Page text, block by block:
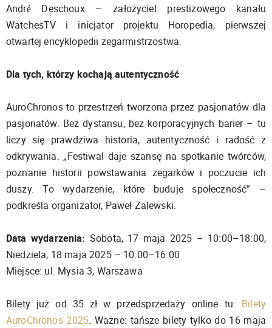
André Deschoux – założyciel prestiżowego kanału
WatchesTV i inicjator projektu Horopedia, pierwszej
otwartej encyklopedii zegarmistrzostwa.
Dla tych, którzy kochają autentyczność
AuroChronos to przestrzeń tworzona przez pasjonatów dla
pasjonatów. Bez dystansu, bez korporacyjnych barier – tu
liczy się prawdziwa historia, autentyczność i radość z
odkrywania. „Festiwal daje szansę na spotkanie twórców,
poznanie historii powstawania zegarków i poczucie ich
duszy. To wydarzenie, które buduje społeczność” –
podkreśla organizator, Paweł Zalewski.
Data wydarzenia: Sobota, 17 maja 2025 – 10:00–18:00,
Niedziela, 18 maja 2025 – 10:00–16:00
Miejsce: ul. Mysia 3, Warszawa
Bilety już od 35 zł w przedsprzedaży online tu: Bilety
AuroChronos 2025. Ważne: tańsze bilety tylko do 16 maja